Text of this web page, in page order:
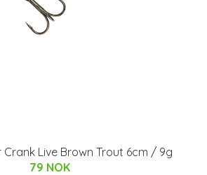
Crank Live Brown Trout 6cm / 9g
79 NOK